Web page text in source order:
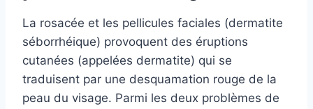
La rosacée et les pellicules faciales (dermatite
séborrhéique) provoquent des éruptions
cutanées (appelées dermatite) qui se
traduisent par une desquamation rouge de la
peau du visage. Parmi les deux problèmes de